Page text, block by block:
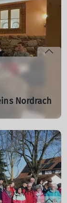
Nordrach
ein voller